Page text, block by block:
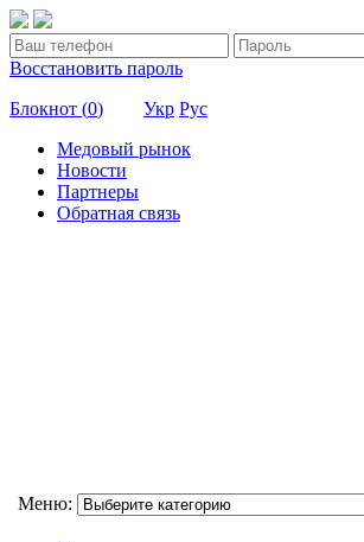
Восстановить пароль
Блокнот (0) Укр Рус
Медовый рынок
Новости
Партнеры
Обратная связь
Меню: